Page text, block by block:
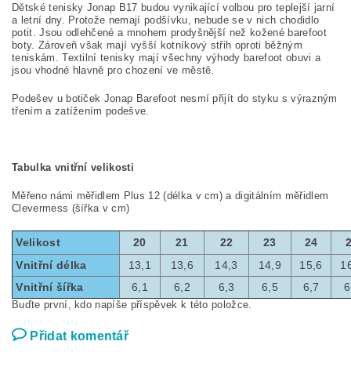
Dětské tenisky Jonap B17 budou vynikající volbou pro teplejší jarní
a letní dny. Protože nemají podšívku, nebude se v nich chodidlo
potit. Jsou odlehčené a mnohem prodyšnější než kožené barefoot
boty. Zároveň však mají vyšší kotníkový střih oproti běžným
teniskám. Textilní tenisky mají všechny výhody barefoot obuvi a
jsou vhodné hlavně pro chození ve městě.
Podešev u botiček Jonap Barefoot nesmí přijít do styku s výrazným
třením a zatížením podešve.
Tabulka vnitřní velikosti
Měřeno námi měřidlem Plus 12 (délka v cm) a digitálním měřidlem
Clevermess (šířka v cm)
Velikost 20 21 22 23 24
Vnitřní délka
13,1 13,6 14,3 14,9 15,6
Vnitřní šířka
6,1 6,2 6,3 6,5 6,7
Buďte první, kdo napíše příspěvek k této položce.
Přidat komentář